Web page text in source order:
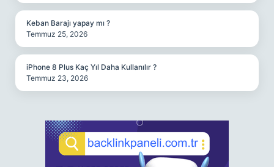
Keban Barajı yapay mı ?
Temmuz 25, 2026
iPhone 8 Plus Kaç Yıl Daha Kullanılır ?
Temmuz 23, 2026